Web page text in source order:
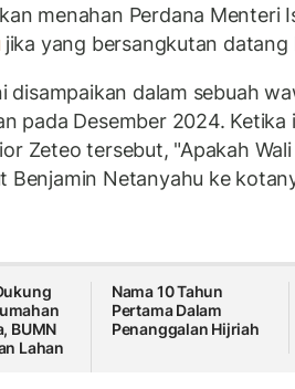
menahan Perdana Menteri
jika yang bersangkutan datang
disampaikan dalam sebuah
pada Desember 2024.
Zeteo tersebut, "Apakah
Benjamin Netanyahu ke
BUMN
Lahan
Nama 10 Tahun
Pertama Dalam
Penanggalan Hijriah